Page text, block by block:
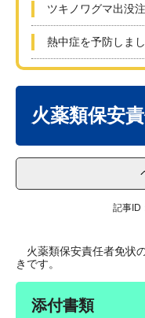
ツキノワグマ出没
熱中症を予防しま
火薬類保安
記事ID
火薬類保安責任者免状
きです。
添付書類